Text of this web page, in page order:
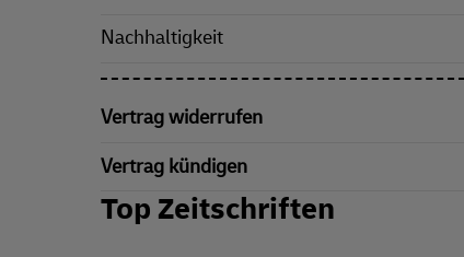
Nachhaltigkeit
Vertrag widerrufen
Vertrag kündigen
Top Zeitschriften